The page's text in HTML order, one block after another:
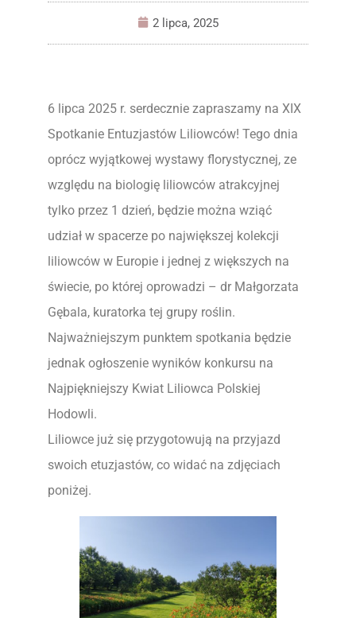
2 lipca, 2025
6 lipca 2025 r. serdecznie zapraszamy na XIX
Spotkanie Entuzjastów Liliowców! Tego dnia
oprócz wyjątkowej wystawy florystycznej, ze
względu na biologię liliowców atrakcyjnej
tylko przez 1 dzień, będzie można wziąć
udział w spacerze po największej kolekcji
liliowców w Europie i jednej z większych na
świecie, po której oprowadzi – dr Małgorzata
Gębala, kuratorka tej grupy roślin.
Najważniejszym punktem spotkania będzie
jednak ogłoszenie wyników konkursu na
Najpiękniejszy Kwiat Liliowca Polskiej
Hodowli.
Liliowce już się przygotowują na przyjazd
swoich etuzjastów, co widać na zdjęciach
poniżej.